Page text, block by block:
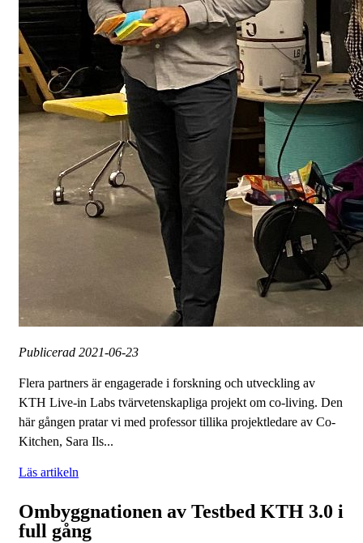
Publicerad 2021-06-23
Flera partners är engagerade i forskning och utveckling av
KTH Live-in Labs tvärvetenskapliga projekt om co-living. Den
här gången pratar vi med professor tillika projektledare av Co-
Kitchen, Sara Ils...
Läs artikeln
Ombyggnationen av Testbed KTH 3.0 i
full gång